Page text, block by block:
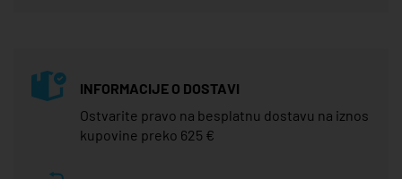
INFORMACIJE O DOSTAVI
Ostvarite pravo na besplatnu dostavu na iznos
kupovine preko 625 €